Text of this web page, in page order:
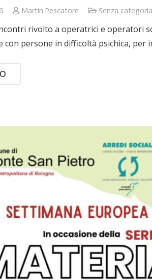
Martin.Pescatore Senza categoria
rivolto a operatrici e operatori
con persone in difficoltà psichica, per